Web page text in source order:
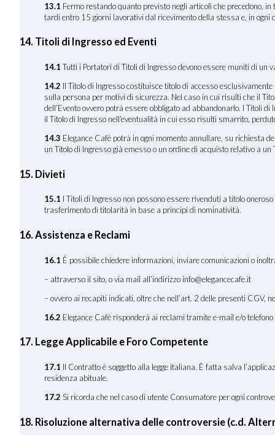
13.1 Fermo restando quanto previsto negli articoli che precedono,
tardi entro 15 giorni lavorativi dal ricevimento della stessa e, in ogni
14. Titoli di Ingresso ed Eventi
14.1 Tutti i Portatori di Titoli di Ingresso devono essere muniti di un
14.2 Il Titolo di Ingresso costituisce titolo di accesso
sulla persona per motivi di sicurezza. Nel caso in cui risulti che il
dell’Evento ovvero potrà essere obbligato ad abbandonarlo. I Titoli
il Titolo di Ingresso nell’eventualità in cui esso risulti smarrito,
14.3 Elegance Cafè potrà in ogni momento annullare, su richiesta
un Titolo di Ingresso già emesso o un ordine di acquisto relativo a
15. Divieti
15.1 I Titoli di Ingresso non possono essere rivenduti a titolo
trasferimento di titolarità in base a principi di nominatività.
16. Assistenza e Reclami
16.1 È possibile chiedere informazioni, inviare comunicazioni o
– attraverso il sito, o via mail all’indirizzo info@elegancecafe.it
– ovvero ai recapiti indicati, oltre che nell’art. 2 delle presenti CGV,
16.2 Elegance Cafè risponderà ai reclami tramite e-mail e/o
17. Legge Applicabile e Foro Competente
17.1 Il Contratto è soggetto alla legge italiana. È fatta salva
residenza abituale.
17.2 Si ricorda che nel caso di utente Consumatore per ogni
18. Risoluzione alternativa delle controversie (c.d.